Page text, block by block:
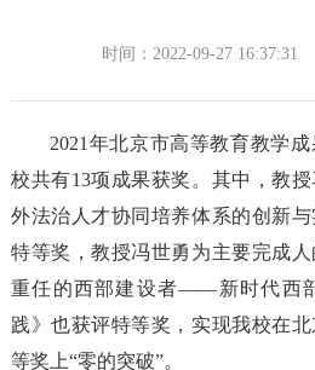
时间：2022-09-27 16:37:31
2021年北京市高等教育教学
校共有13项成果获奖。其中，教
外法治人才协同培养体系的创新
特等奖，教授冯世勇为主要完成
重任的西部建设者——新时代西
践》也获评特等奖，实现我校在
等奖上“零的突破”。